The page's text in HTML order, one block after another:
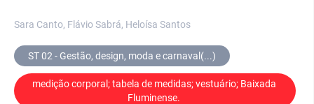
Sara Canto, Flávio Sabrá, Heloísa Santos
ST 02 - Gestão, design, moda e carnaval(...)
medição corporal; tabela de medidas; vestuário; Baixada
Fluminense.